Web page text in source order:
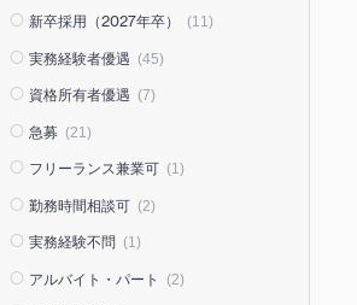
新卒採用（2027年卒） (11)
実務経験者優遇 (45)
資格所有者優遇 (7)
急募 (21)
フリーランス兼業可 (1)
勤務時間相談可 (2)
実務経験不問 (1)
アルバイト・パート (2)